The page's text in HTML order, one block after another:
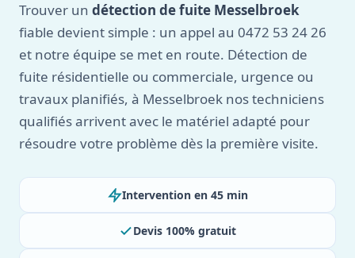
Trouver un détection de fuite Messelbroek
fiable devient simple : un appel au 0472 53 24 26
et notre équipe se met en route. Détection de
fuite résidentielle ou commerciale, urgence ou
travaux planifiés, à Messelbroek nos techniciens
qualifiés arrivent avec le matériel adapté pour
résoudre votre problème dès la première visite.
Intervention en 45 min
Devis 100% gratuit